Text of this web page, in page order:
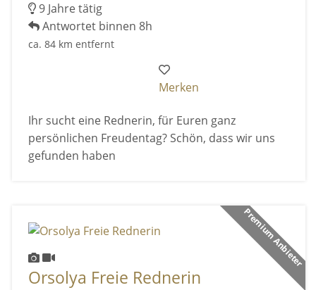
9 Jahre tätig
Antwortet binnen 8h
ca. 84 km entfernt
Merken
Ihr sucht eine Rednerin, für Euren ganz
persönlichen Freudentag? Schön, dass wir uns
gefunden haben
Premium Anbieter
Orsolya Freie Rednerin